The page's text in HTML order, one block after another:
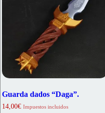
Guarda dados “Daga”.
14,00€ Impuestos incluidos